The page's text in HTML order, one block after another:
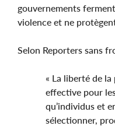
gouvernements
violence et ne
Selon Reporters sans
« La liberté de
effective pour
qu’individus et
sélectionner,